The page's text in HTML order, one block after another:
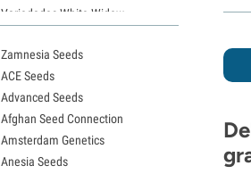
Variedades White Widow
Semillas de Granddaddy Purple
Semillas de OG Kush
Semillas de Blue Dream
Semillas de Lemon Haze
Semillas de Bruce Banner
Semillas de Gelato
Zamnesia Seeds
ACE Seeds
Advanced Seeds
Afghan Seed Connection
Amsterdam Genetics
Anesia Seeds